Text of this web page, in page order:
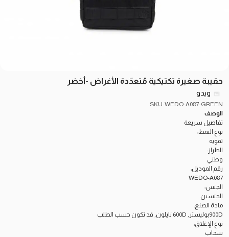
حقيبة صغيرة تكتيكية مُتعدّدة الأغراض -أخضر
ويدو
SKU: WEDO-A087-GREEN
الوصف
تفاصيل سريعة
نوع النمط:
تمويه
الطراز:
وطني
رقم الموديل:
WEDO-A087
الجنس:
الجنسين
مادة الصنع:
900Dبوليستر, 600D نايلون, قد تكون حسب الطلب
نوع الإغلاق:
سحاب